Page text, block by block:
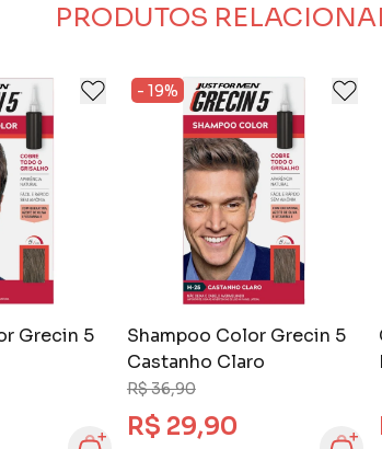
PRODUTOS
Grecin 5
Shampoo Color Grecin 5
Castanho Claro
R$ 36,90
R$ 29,90
- 19%